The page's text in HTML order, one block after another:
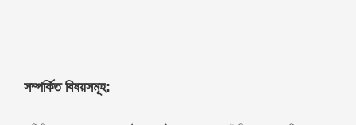
সম্পর্কিত বিষয়সমূহ: